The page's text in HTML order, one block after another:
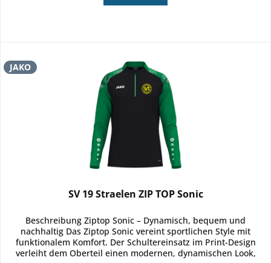
JAKO
SV 19 Straelen ZIP TOP Sonic
Beschreibung Ziptop Sonic – Dynamisch, bequem und
nachhaltig Das Ziptop Sonic vereint sportlichen Style mit
funktionalem Komfort. Der Schultereinsatz im Print-Design
verleiht dem Oberteil einen modernen, dynamischen Look,